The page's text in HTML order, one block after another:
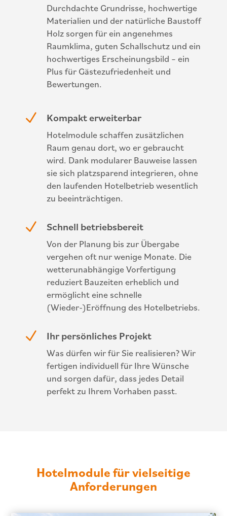
Durchdachte Grundrisse, hochwertige
Materialien und der natürliche Baustoff
Holz sorgen für ein angenehmes
Raumklima, guten Schallschutz und ein
hochwertiges Erscheinungsbild – ein
Plus für Gästezufriedenheit und
Bewertungen.
N Kompakt erweiterbar
Hotelmodule schaffen zusätzlichen
Raum genau dort, wo er gebraucht
wird. Dank modularer Bauweise lassen
sie sich platzsparend integrieren, ohne
den laufenden Hotelbetrieb wesentlich
zu beeinträchtigen.
N Schnell betriebsbereit
Von der Planung bis zur Übergabe
vergehen oft nur wenige Monate. Die
wetterunabhängige Vorfertigung
reduziert Bauzeiten erheblich und
ermöglicht eine schnelle
(Wieder-)Eröffnung des Hotelbetriebs.
N Ihr persönliches Projekt
Was dürfen wir für Sie realisieren? Wir
fertigen individuell für Ihre Wünsche
und sorgen dafür, dass jedes Detail
perfekt zu Ihrem Vorhaben passt.
Hotelmodule für vielseitige
Anforderungen